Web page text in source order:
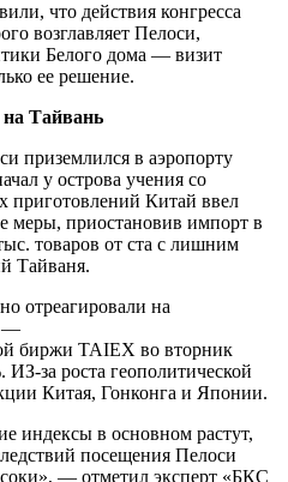
что действия конгресса
возглавляет Пелоси,
Белого дома — визит
ее решение.
на Тайвань
приземлился в аэропорту
у острова учения со
приготовлений Китай ввел
меры, приостановив импорт в
товаров от ста с лишним
Тайваня.
отреагировали на
—
биржи TAIEX во вторник
за роста геополитической
Китая, Гонконга и Японии.
индексы в основном растут,
посещения Пелоси
— отметил эксперт «БКС